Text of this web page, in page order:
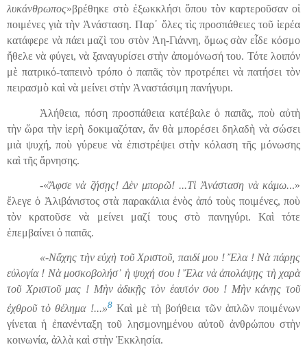
λυκάνθρωπος»βρέθηκε στὸ ἐξωκκλήσι ὅπου τὸν καρτεροῦσαν οἰ
ποιμένες γιὰ τὴν Ἀνάσταση. Παρ᾿ ὅλες τὶς προσπάθειες τοῦἱερέα
κατάφερε νὰ πάει μαζὶ του στὸν Ἁη-Γιάννη, ὅμως σὰν εἶδε κόσμο
ἤθελε νὰ φύγει, νὰ ξαναγυρίσει στὴν ἀπομόνωσή του. Τότε λοιπόν
μὲ πατρικό-ταπεινὸ τρόπο ὁ παπᾶς τὸν προτρέπει νὰ πατήσει τὸν
πειρασμὸ καὶ νὰ μείνει στὴν Ἀναστάσιμη πανήγυρι.
Ἀλήθεια, πόση προσπάθεια κατέβαλεὁ παπᾶς, ποὺ αὐτὴ
τὴν ὥρα τὴν ἱερὴ δοκιμαζόταν, ἄν θὰ μπορέσει δηλαδὴ νὰ σώσει
μιὰ ψυχή, ποὺ γύρευε νὰ ἐπιστρέψει στὴν κόλαση τῆς μόνωσης
καὶ τῆς ἄρνησης.
-«Ἄφσε νὰ ζήσῃς! Δὲν μπορῶ! ...Τὶ Ἀνάσταση νὰ κάμω...»
ἔλεγε ὁ Ἀλιβάνιστος στὰ παρακάλιαἑνὸς ἀπό τοὺς ποιμένες, ποὺ
τὸν κρατοῦσε νὰ μείνει μαζί τους στὸ πανηγύρι. Καὶ τότε
ἐπεμβαίνει ὁ παπᾶς.
«-Νἄχης τὴν εὐχὴ τοῦ Χριστοῦ, παιδί μου ! Ἔλα ! Νὰ πάρῃς
εὐλογία ! Νὰ μοσκοβολήσ᾿ ἡ ψυχή σου ! Ἔλα νὰ ἀπολάψῃς τὴ χαρὰ
τοῦ Χριστοῦ μας ! Μὴν ἀδικῇς τὸν ἑαυτόν σου ! Μὴν κάνῃς τοῦ
ἐχθροῦ τὸ θέλημα !...»8 Καὶ μὲ τὴ βοήθεια τῶν ἁπλῶν ποιμένων
γίνεται ἡ ἐπανένταξη τοῦ λησμονημένου αὐτοῦ ἀνθρώπου στὴν
κοινωνία, ἀλλὰ καὶ στὴν Ἐκκλησία.